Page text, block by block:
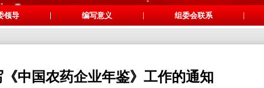
领导 | 编写意义 | 组委会联系 |
《中国农药企业年鉴》工作的通知